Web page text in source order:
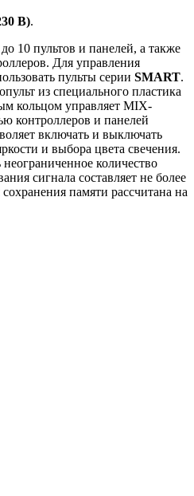
В).
10 пультов и панелей, а также
Для управления
пульты серии SMART.
из специального пластика
кольцом управляет MIX-
контроллеров и панелей
включать и выключать
и выбора цвета свечения.
количество
сигнала составляет не более
памяти рассчитана на